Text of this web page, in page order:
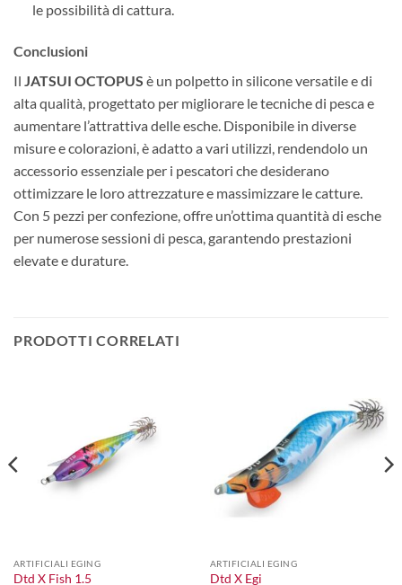
le possibilità di cattura.
Conclusioni
Il JATSUI OCTOPUS è un polpetto in silicone versatile e di
alta qualità, progettato per migliorare le tecniche di pesca e
aumentare l’attrattiva delle esche. Disponibile in diverse
misure e colorazioni, è adatto a vari utilizzi, rendendolo un
accessorio essenziale per i pescatori che desiderano
ottimizzare le loro attrezzature e massimizzare le catture.
Con 5 pezzi per confezione, offre un’ottima quantità di esche
per numerose sessioni di pesca, garantendo prestazioni
elevate e durature.
PRODOTTI CORRELATI
ARTIFICIALI EGING
Dtd X Fish 1.5
ARTIFICIALI EGING
Dtd X Egi